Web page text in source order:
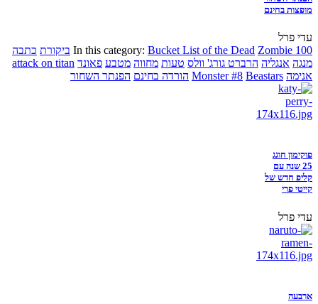
מופצות בחינם
עדי פרל
In this category: Bucket List of the Dead Zombie 100 ביקורת כתבה
מנגה אנגליה הרברט גורג' וולס טעות מחווה מטבע פאונד attack on titan
אנימה
Monster #8 Beastars הורדה בחינם הפנתר השחור
פוקימון חוגג
25 שנה עם
קליפ חדש של
קייטי פרי
עדי פרל
ארבעה